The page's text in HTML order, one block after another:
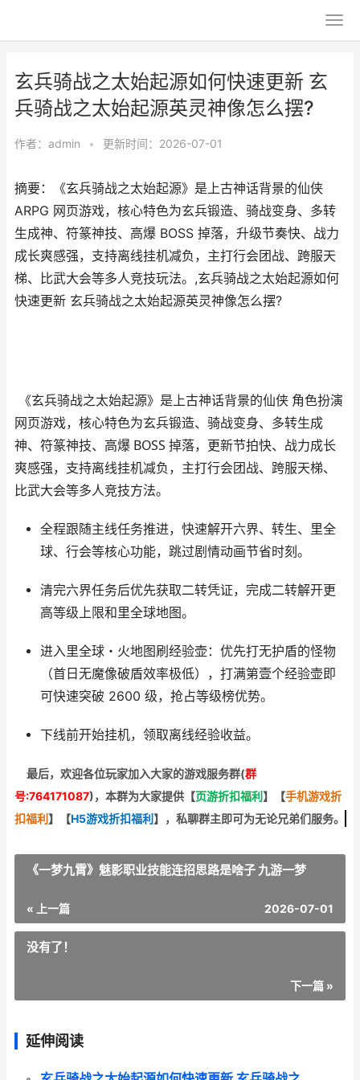
玄兵骑战之太始起源如何快速更新 玄
兵骑战之太始起源英灵神像怎么摆?
作者： admin • 更新时间：2026-07-01
摘要：《玄兵骑战之太始起源》是上古神话背景的仙侠
ARPG 网页游戏，核心特色为玄兵锻造、骑战变身、多转
生成神、符篆神技、高爆 BOSS 掉落，升级节奏快、战力
成长爽感强，支持离线挂机减负，主打行会团战、跨服天
梯、比武大会等多人竞技玩法。,玄兵骑战之太始起源如何
快速更新 玄兵骑战之太始起源英灵神像怎么摆?
《玄兵骑战之太始起源》是上古神话背景的仙侠 角色扮演
网页游戏，核心特色为玄兵锻造、骑战变身、多转生成
神、符篆神技、高爆 BOSS 掉落，更新节拍快、战力成长
爽感强，支持离线挂机减负，主打行会团战、跨服天梯、
比武大会等多人竞技方法。
全程跟随主线任务推进，快速解开六界、转生、里全
球、行会等核心功能，跳过剧情动画节省时刻。
清完六界任务后优先获取二转凭证，完成二转解开更
高等级上限和里全球地图。
进入里全球・火地图刷经验壶：优先打无护盾的怪物
（首日无魔像破盾效率极低），打满第壹个经验壶即
可快速突破 2600 级，抢占等级榜优势。
下线前开始挂机，领取离线经验收益。
最后，欢迎各位玩家加入大家的游戏服务群(群
号:764171087)，本群为大家提供【页游折扣福利 】 【手机游戏折
扣福利 】 【H5游戏折扣福利 】 ，私聊群主即可为无论兄弟们服务。
《一梦九霄》魅影职业技能连招思路是啥子 九游一梦
« 上一篇 2026-07-01
没有了！
下一篇 »
延伸阅读